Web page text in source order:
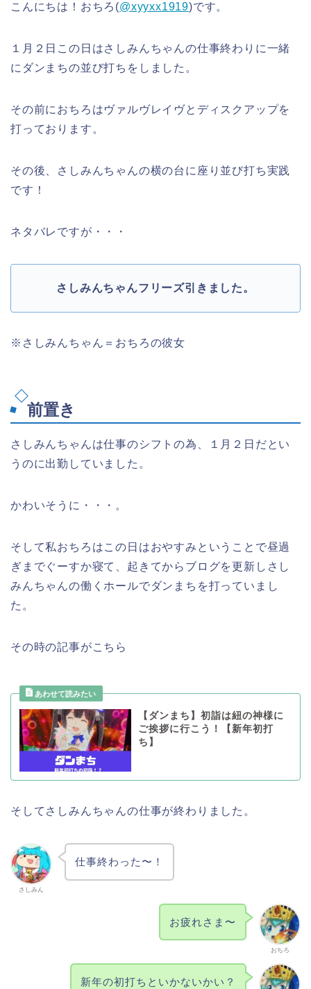
こんにちは！おちろ(@xyyxx1919)です。
１月２日この日はさしみんちゃんの仕事終わりに一緒
にダンまちの並び打ちをしました。
その前におちろはヴァルヴレイヴとディスクアップを
打っております。
その後、さしみんちゃんの横の台に座り並び打ち実践
です！
ネタバレですが・・・
さしみんちゃんフリーズ引きました。
※さしみんちゃん＝おちろの彼女
前置き
さしみんちゃんは仕事のシフトの為、１月２日だとい
うのに出勤していました。
かわいそうに・・・。
そして私おちろはこの日はおやすみということで昼過
ぎまでぐーすか寝て、起きてからブログを更新しさし
みんちゃんの働くホールでダンまちを打っていまし
た。
その時の記事がこちら
【ダンまち】初詣は紐の神様に
ご挨拶に行こう！【新年初打
ち】
そしてさしみんちゃんの仕事が終わりました。
さしみん
仕事終わった〜！
おちろ
お疲れさま〜
新年の初打ちといかないかい？